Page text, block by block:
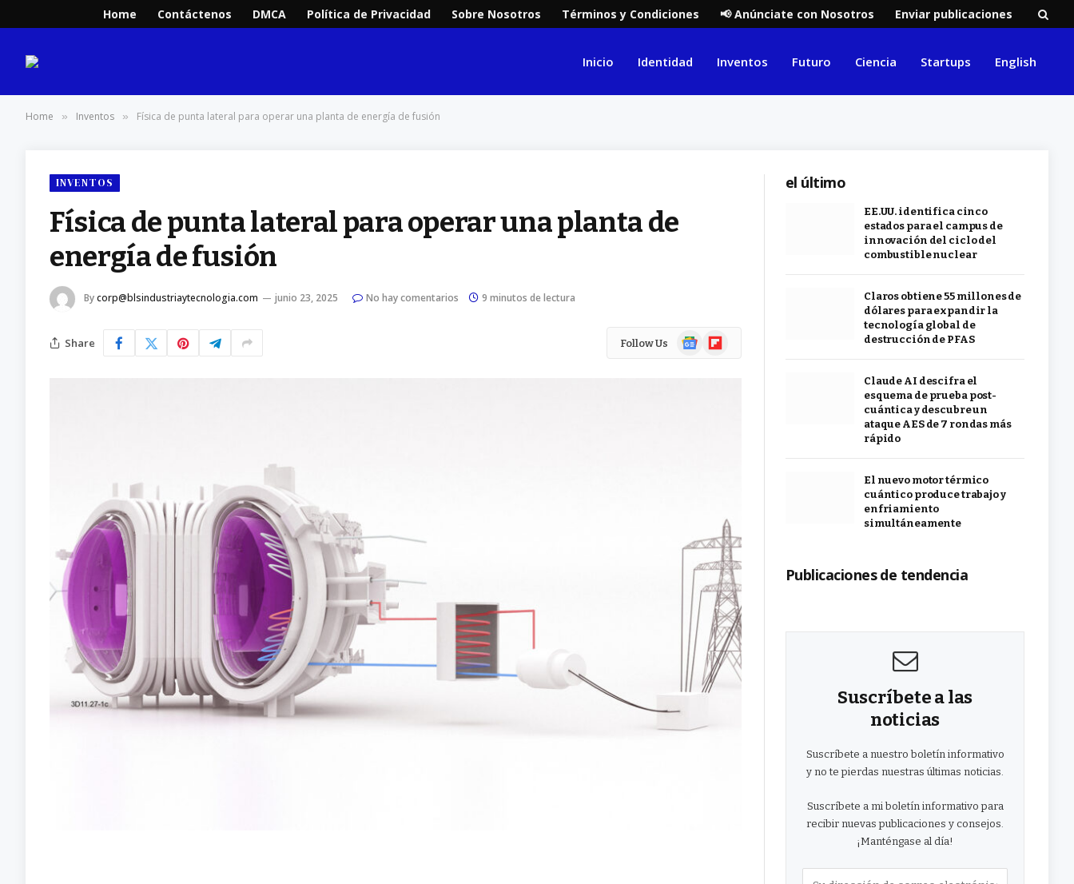
Home Contáctenos DMCA Política de Privacidad Sobre Nosotros Términos y Condiciones 📢 Anúnciate con Nosotros Enviar publicaciones
Inicio Identidad Inventos Futuro Ciencia Startups English
Home » Inventos » Física de punta lateral para operar una planta de energía de fusión
INVENTOS
Física de punta lateral para operar una planta de
energía de fusión
Bycorp@blsindustriaytecnologia.com junio 23, 2025 No hay comentarios 9 minutos de lectura
Share Follow Us
GoogleFlipboard
el último
EE.UU. identifica cinco
estados para el campus de
innovación del ciclo del
combustible nuclear
Claros obtiene 55 millones de
dólares para expandir la
tecnología global de
destrucción de PFAS
Claude AI descifra el
esquema de prueba post-
cuántica y descubre un
ataque AES de 7 rondas más
rápido
El nuevo motor térmico
cuántico produce trabajo y
enfriamiento
simultáneamente
Publicaciones de tendencia
Suscríbete a las
noticias
Suscríbete a nuestro boletín informativo
y no te pierdas nuestras últimas noticias.
Suscríbete a mi boletín informativo para
recibir nuevas publicaciones y consejos.
¡Manténgase al día!